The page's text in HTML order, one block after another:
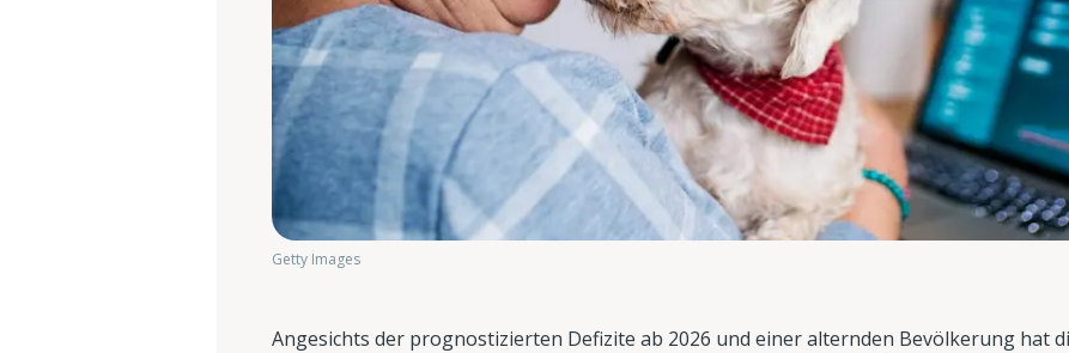
Getty Images
Angesichts der prognostizierten Defizite ab 2026 und einer alternden Bevölkerung hat